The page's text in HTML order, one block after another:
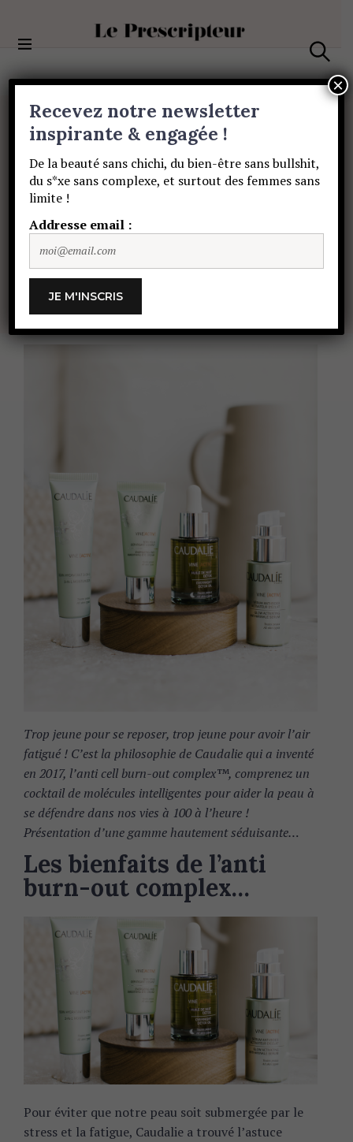
Le Prescripteur
e
a
BEAUTÉ
Commentéviterle
burn-outdevos
cellulesavec
Caudalie!
Trop jeune pour se reposer, trop jeune pour avoir l’air
fatigué ! C’est la philosophie de Caudalie qui a inventé
en 2017, l’anti cell burn-out complex™, comprenez un
cocktail de molécules intelligentes pour aider la peau à
se défendre dans nos vies à 100 à l’heure !
Présentation d’une gamme hautement séduisante…
Les bienfaits de l’anti
burn-out complex…
Pour éviter que notre peau soit submergée par le
stress et la fatigue, Caudalie a trouvé l’astuce
Recevez notre newsletter
inspirante & engagée !
De la beauté sans chichi, du bien-être sans bullshit,
du s*xe sans complexe, et surtout des femmes sans
limite !
Addresse email :
×